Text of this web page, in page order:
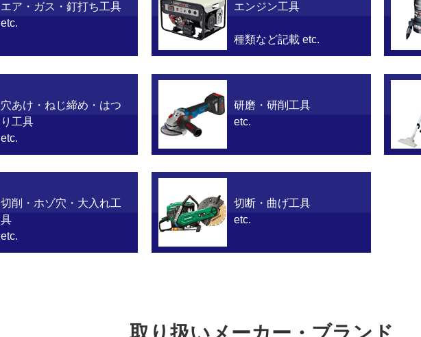
エア・ガス・釘打ち工具
etc.
エンジン工具
種類など記載 etc.
穴あけ・ねじ締め・はつ
り工具
etc.
研磨・研削工具
etc.
切削・ホゾ穴・大入れ工
具
etc.
切断・曲げ工具
etc.